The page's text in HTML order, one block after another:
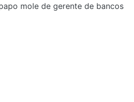
mole de gerente de bancos